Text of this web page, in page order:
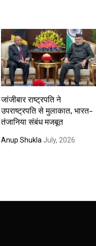
जांजीबार राष्ट्रपति ने
उपराष्ट्रपति से मुलाकात, भारत-
तंजानिया संबंध मजबूत
Anup Shukla July, 2026